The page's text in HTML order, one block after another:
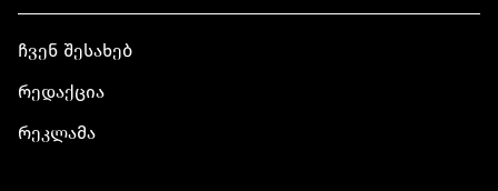
ჩვენ შესახებ
რედაქცია
რეკლამა